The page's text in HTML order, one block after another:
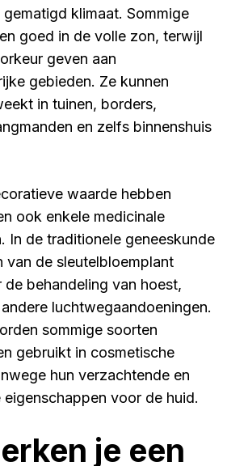
klimaat. Sommige
goed in de volle zon, terwijl
geven aan
gebieden. Ze kunnen
in tuinen, borders,
en zelfs binnenshuis
waarde hebben
ook enkele medicinale
In de traditionele geneeskunde
van de sleutelbloemplant
behandeling van hoest,
luchtwegaandoeningen.
sommige soorten
gebruikt in cosmetische
hun verzachtende en
eigenschappen voor de huid.
je een